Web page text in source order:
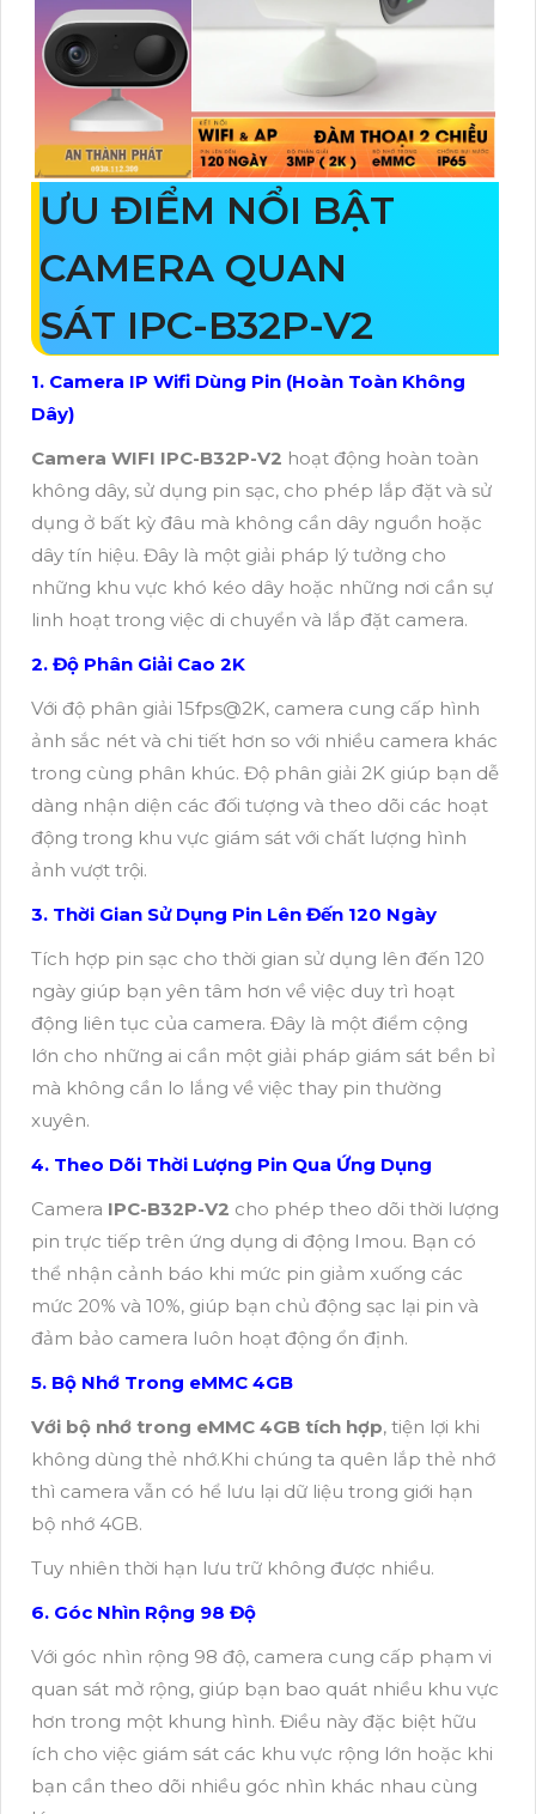
ƯU ĐIỂM NỔI BẬT
CAMERA QUAN
SÁT IPC-B32P-V2
1. Camera IP Wifi Dùng Pin (Hoàn Toàn Không
Dây)
Camera WIFI IPC-B32P-V2 hoạt động hoàn toàn
không dây, sử dụng pin sạc, cho phép lắp đặt và sử
dụng ở bất kỳ đâu mà không cần dây nguồn hoặc
dây tín hiệu. Đây là một giải pháp lý tưởng cho
những khu vực khó kéo dây hoặc những nơi cần sự
linh hoạt trong việc di chuyển và lắp đặt camera.
2. Độ Phân Giải Cao 2K
Với độ phân giải 15fps@2K, camera cung cấp hình
ảnh sắc nét và chi tiết hơn so với nhiều camera khác
trong cùng phân khúc. Độ phân giải 2K giúp bạn dễ
dàng nhận diện các đối tượng và theo dõi các hoạt
động trong khu vực giám sát với chất lượng hình
ảnh vượt trội.
3. Thời Gian Sử Dụng Pin Lên Đến 120 Ngày
Tích hợp pin sạc cho thời gian sử dụng lên đến 120
ngày giúp bạn yên tâm hơn về việc duy trì hoạt
động liên tục của camera. Đây là một điểm cộng
lớn cho những ai cần một giải pháp giám sát bền bỉ
mà không cần lo lắng về việc thay pin thường
xuyên.
4. Theo Dõi Thời Lượng Pin Qua Ứng Dụng
Camera IPC-B32P-V2 cho phép theo dõi thời lượng
pin trực tiếp trên ứng dụng di động Imou. Bạn có
thể nhận cảnh báo khi mức pin giảm xuống các
mức 20% và 10%, giúp bạn chủ động sạc lại pin và
đảm bảo camera luôn hoạt động ổn định.
5. Bộ Nhớ Trong eMMC 4GB
Với bộ nhớ trong eMMC 4GB tích hợp, tiện lợi khi
không dùng thẻ nhớ.Khi chúng ta quên lắp thẻ nhớ
thì camera vẫn có hể lưu lại dữ liệu trong giới hạn
bộ nhớ 4GB.
Tuy nhiên thời hạn lưu trữ không được nhiều.
6. Góc Nhìn Rộng 98 Độ
Với góc nhìn rộng 98 độ, camera cung cấp phạm vi
quan sát mở rộng, giúp bạn bao quát nhiều khu vực
hơn trong một khung hình. Điều này đặc biệt hữu
ích cho việc giám sát các khu vực rộng lớn hoặc khi
bạn cần theo dõi nhiều góc nhìn khác nhau cùng